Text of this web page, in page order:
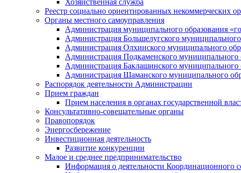
Реестр социально ориентированных некоммерческих
Органы местного самоуправления
Администрация муниципального образования
Администрация Большелугского
Администрация Олхинского муниципального
Администрация Подкаменского муниципального
Администрация Баклашинского муниципального
Администрация Шаманского муниципального
Распорядок деятельности Администрации
Прием граждан
Прием населения в органах государственной
Консультативно-совещательные органы
Правопорядок
Энергосбережение
Инвестиционная деятельность
Развитие конкуренции
Малое и среднее предпринимательство
Информация о деятельности Координационного